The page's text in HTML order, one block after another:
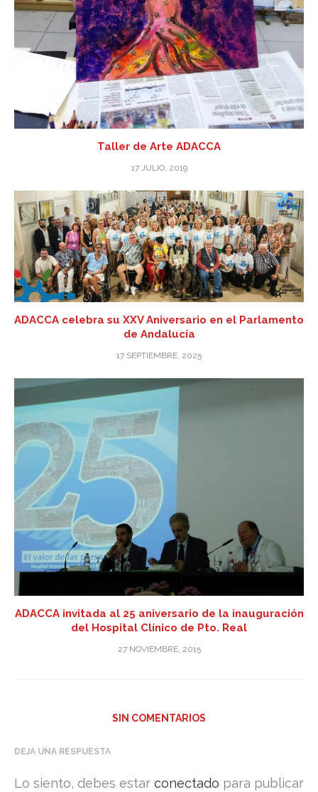
Taller de Arte ADACCA
17 JULIO, 2019
ADACCA celebra su XXV Aniversario en el Parlamento
de Andalucía
17 SEPTIEMBRE, 2025
ADACCA invitada al 25 aniversario de la inauguración
del Hospital Clínico de Pto. Real
27 NOVIEMBRE, 2015
SIN COMENTARIOS
DEJA UNA RESPUESTA
Lo siento, debes estar conectado para publicar